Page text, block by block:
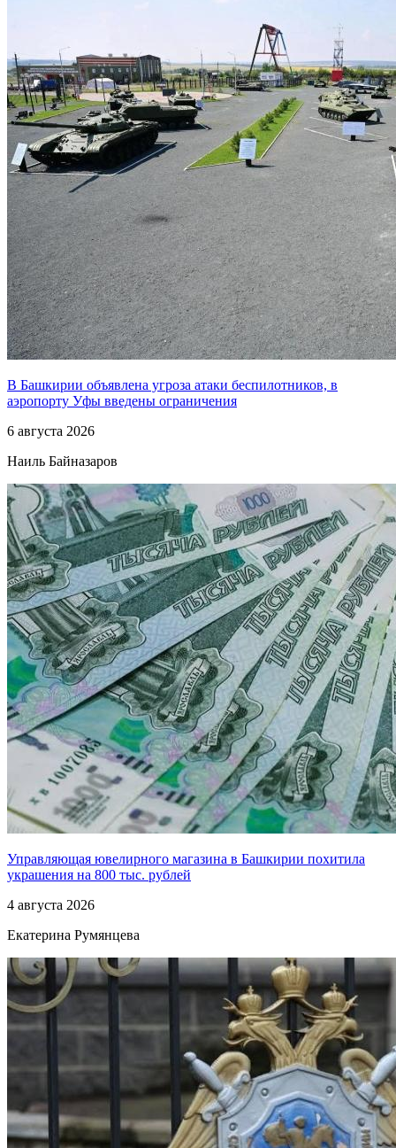
В Башкирии объявлена угроза атаки беспилотников, в
аэропорту Уфы введены ограничения
6 августа 2026
Наиль Байназаров
Управляющая ювелирного магазина в Башкирии похитила
украшения на 800 тыс. рублей
4 августа 2026
Екатерина Румянцева